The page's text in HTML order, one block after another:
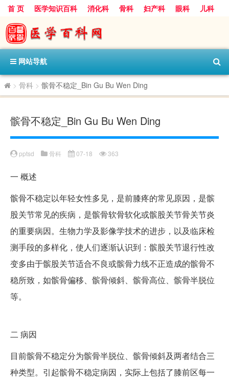
首 页 医学知识百科 消化科 骨科 妇产科 眼科
儿科
心血管病科
呼吸科 神经科
内分泌科
口腔科
网站导航
> 骨科 > 髌骨不稳定_Bin Gu Bu Wen Ding
髌骨不稳定_Bin Gu Bu Wen Ding
pptsd 骨科 07-18 363
一 概述
髌骨不稳定以年轻女性多见，是前膝疼的常见原因，是髌
股关节常见的疾病，是髌骨软骨软化或髌股关节骨关节炎
的重要病因。生物力学及影像学技术的进步，以及临床检
测手段的多样化，使人们逐渐认识到：髌股关节退行性改
变多由于髌股关节适合不良或髌骨力线不正造成的髌骨不
稳所致，如髌骨偏移、髌骨倾斜、髌骨高位、髌骨半脱位
等。
二 病因
目前髌骨不稳定分为髌骨半脱位、髌骨倾斜及两者结合三
种类型。引起髌骨不稳定病因，实际上包括了膝前区每一